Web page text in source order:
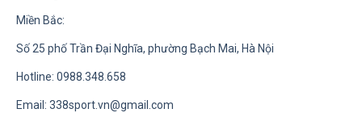
Miền Bắc:
Số 25 phố Trần Đại Nghĩa, phường Bạch Mai, Hà Nội
Hotline: 0988.348.658
Email: 338sport.vn@gmail.com